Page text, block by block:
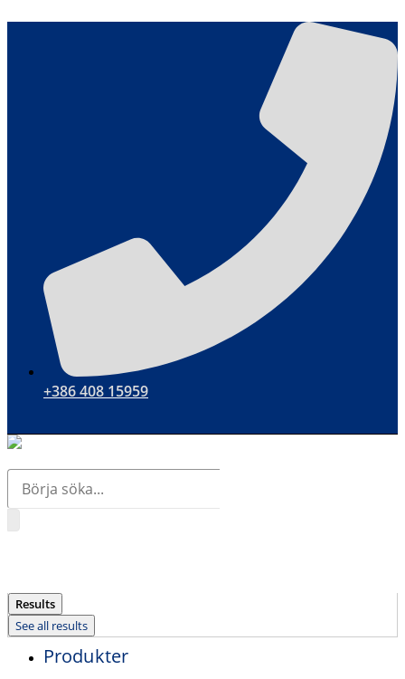
+386 408 15959
Search
Results
See all results
Produkter